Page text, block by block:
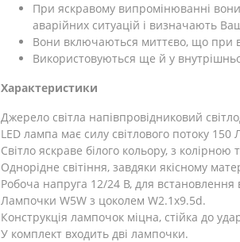
При яскравому випромінюванні
аварійних ситуацій і визначають
Вони включаються миттєво, що при
Використовуються ще й у
Характеристики
Джерело світла напівпровідниковий
LED лампа має силу світлового потоку 150
Світло яскраве білого кольору, з
Однорідне світіння, завдяки якісному
Робоча напруга 12/24 В, для встановлення
Лампочки W5W з цоколем W2.1x9.5d.
Конструкція лампочок міцна, стійка до
У комплект входить дві лампочки.